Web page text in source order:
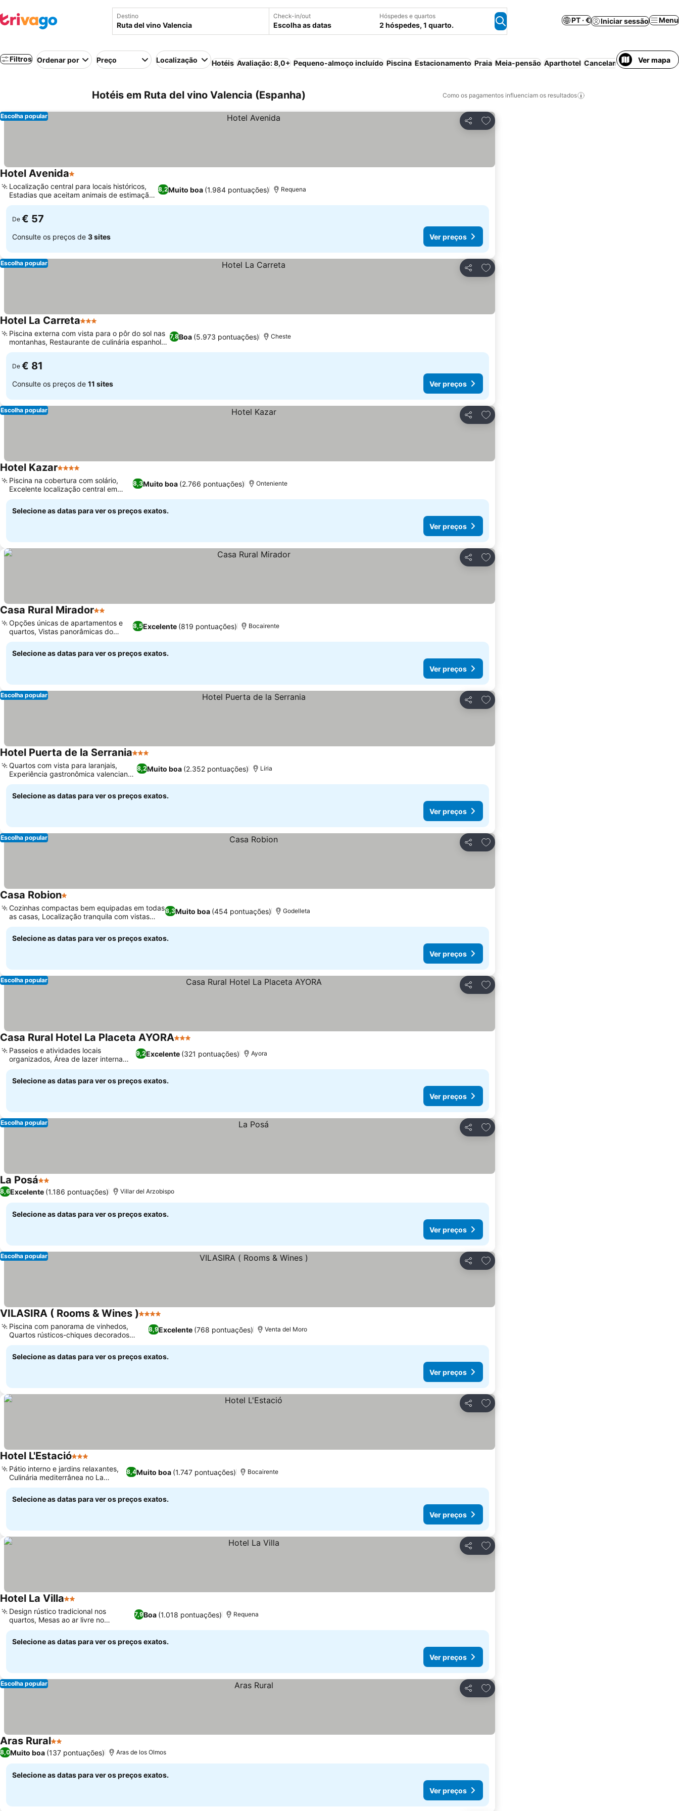
Destino Check-in/out
Escolha as datas
Hóspedes e quartos
2 hóspedes, 1 quarto.
PT · € Iniciar sessão Menu
Filtros Ordenar por Preço Localização Hotéis Avaliação: 8,0+ Pequeno-almoço incluído Piscina Estacionamento Praia Meia-pensão Aparthotel Cancelamento gratuito
Ver mapa
Hotéis em Ruta del vino Valencia (Espanha) Como os pagamentos influenciam os resultados
Partilhar
Adicionar aos favoritos
Escolha popular
Hotel Avenida1 Estrelas
8,2Muito boa (1.984 pontuações)
Localização central para locais históricos,
Estadias que aceitam animais de estimação
sem custo extra
Requena
De € 57
Consulte os preços de 3 sites Ver preços
Partilhar
Adicionar aos favoritos
Escolha popular
Hotel La Carreta3 Estrelas
7,8Boa (5.973 pontuações)
Piscina externa com vista para o pôr do sol nas
montanhas, Restaurante de culinária espanhola
autêntica
Cheste
De € 81
Consulte os preços de 11 sites Ver preços
Partilhar
Adicionar aos favoritos
Escolha popular
Hotel Kazar4 Estrelas
8,3Muito boa (2.766 pontuações)
Piscina na cobertura com solário,
Excelente localização central em
Ontinyent
Onteniente
Selecione as datas para ver os preços exatos.
Ver preços
Partilhar
Adicionar aos favoritos
Casa Rural Mirador2 Estrelas
8,5Excelente (819 pontuações)
Opções únicas de apartamentos e
quartos, Vistas panorâmicas do
terraço
Bocairente
Selecione as datas para ver os preços exatos.
Ver preços
Partilhar
Adicionar aos favoritos
Escolha popular
Hotel Puerta de la Serrania3 Estrelas
8,2Muito boa (2.352 pontuações)
Quartos com vista para laranjais,
Experiência gastronômica valenciana
autêntica
Líria
Selecione as datas para ver os preços exatos.
Ver preços
Partilhar
Adicionar aos favoritos
Escolha popular
Casa Robion1 Estrelas
8,3Muito boa (454 pontuações)
Cozinhas compactas bem equipadas em todas
as casas, Localização tranquila com vistas
para a montanha
Godelleta
Selecione as datas para ver os preços exatos.
Ver preços
Partilhar
Adicionar aos favoritos
Escolha popular
Casa Rural Hotel La Placeta AYORA3 Estrelas
9,2Excelente (321 pontuações)
Passeios e atividades locais
organizados, Área de lazer interna
para crianças
Ayora
Selecione as datas para ver os preços exatos.
Ver preços
Partilhar
Adicionar aos favoritos
Escolha popular
La Posá2 Estrelas
8,6Excelente (1.186 pontuações) Villar del Arzobispo
Selecione as datas para ver os preços exatos.
Ver preços
Partilhar
Adicionar aos favoritos
Escolha popular
VILASIRA ( Rooms & Wines )4 Estrelas
8,9Excelente (768 pontuações)
Piscina com panorama de vinhedos,
Quartos rústicos-chiques decorados
individualmente
Venta del Moro
Selecione as datas para ver os preços exatos.
Ver preços
Partilhar
Adicionar aos favoritos
Hotel L'Estació3 Estrelas
8,4Muito boa (1.747 pontuações)
Pátio interno e jardins relaxantes,
Culinária mediterrânea no La
Parada
Bocairente
Selecione as datas para ver os preços exatos.
Ver preços
Partilhar
Adicionar aos favoritos
Hotel La Villa2 Estrelas
7,9Boa (1.018 pontuações)
Design rústico tradicional nos
quartos, Mesas ao ar livre no
restaurante
Requena
Selecione as datas para ver os preços exatos.
Ver preços
Partilhar
Adicionar aos favoritos
Escolha popular
Aras Rural2 Estrelas
8,0Muito boa (137 pontuações) Aras de los Olmos
Selecione as datas para ver os preços exatos.
Ver preços